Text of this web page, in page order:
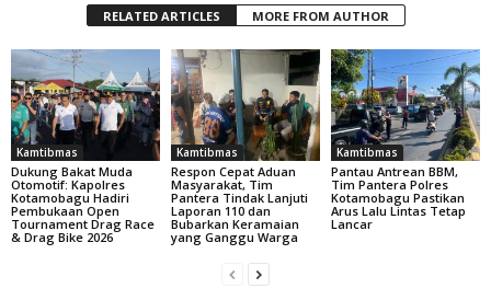
RELATED ARTICLES MORE FROM AUTHOR
Kamtibmas
Dukung Bakat Muda
Otomotif: Kapolres
Kotamobagu Hadiri
Pembukaan Open
Tournament Drag Race
& Drag Bike 2026
Kamtibmas
Respon Cepat Aduan
Masyarakat, Tim
Pantera Tindak Lanjuti
Laporan 110 dan
Bubarkan Keramaian
yang Ganggu Warga
Kamtibmas
Pantau Antrean BBM,
Tim Pantera Polres
Kotamobagu Pastikan
Arus Lalu Lintas Tetap
Lancar